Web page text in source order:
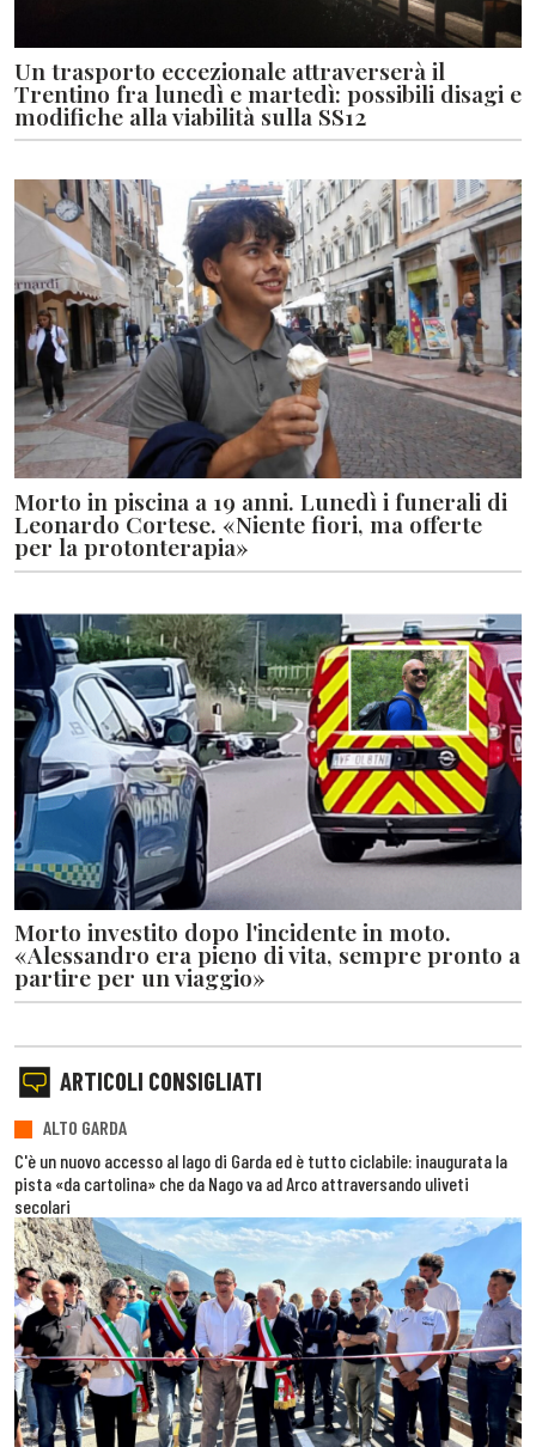
Un trasporto eccezionale attraverserà il
Trentino fra lunedì e martedì: possibili disagi e
modifiche alla viabilità sulla SS12
Morto in piscina a 19 anni. Lunedì i funerali di
Leonardo Cortese. «Niente fiori, ma offerte
per la protonterapia»
Morto investito dopo l'incidente in moto.
«Alessandro era pieno di vita, sempre pronto a
partire per un viaggio»
ARTICOLI CONSIGLIATI
ALTO GARDA
C'è un nuovo accesso al lago di Garda ed è tutto ciclabile: inaugurata la
pista «da cartolina» che da Nago va ad Arco attraversando uliveti
secolari